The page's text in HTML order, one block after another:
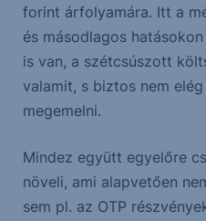
forint árfolyamára. Itt a
és másodlagos
is van, a szétcsúszott
valamit, s biztos nem
megemelni.
Mindez együtt egyelőre
növeli, ami alapvetően
sem pl. az OTP